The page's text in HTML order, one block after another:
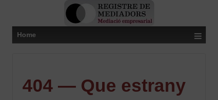
Home ≡
404 — Que estrany